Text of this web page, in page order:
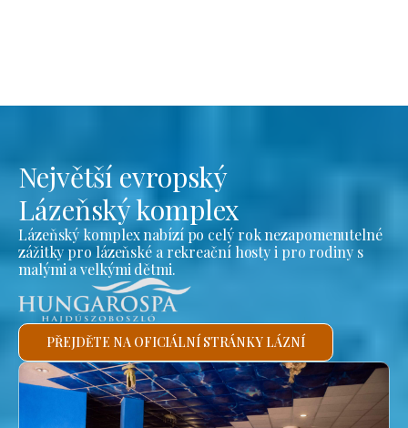
Největší evropský
Lázeňský komplex
Lázeňský komplex nabízí po celý rok nezapomenutelné
zážitky pro lázeňské a rekreační hosty i pro rodiny s
malými a velkými dětmi.
PŘEJDĚTE NA OFICIÁLNÍ STRÁNKY LÁZNÍ